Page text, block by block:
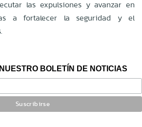
las expulsiones y avanzar en
a fortalecer la seguridad y el
BOLETÍN DE NOTICIAS